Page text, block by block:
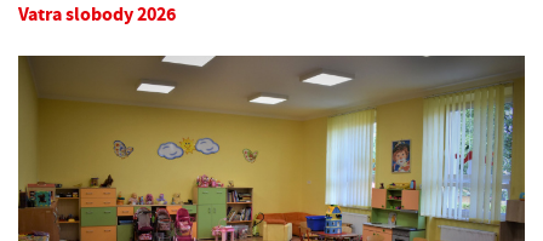
Vatra slobody 2026